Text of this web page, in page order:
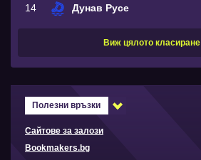
14 Дунав Русе
Виж цялото класиране
Полезни връзки
Сайтове за залози
Bookmakers.bg